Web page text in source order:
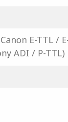
E-TTL /
ADI / P-TTL)